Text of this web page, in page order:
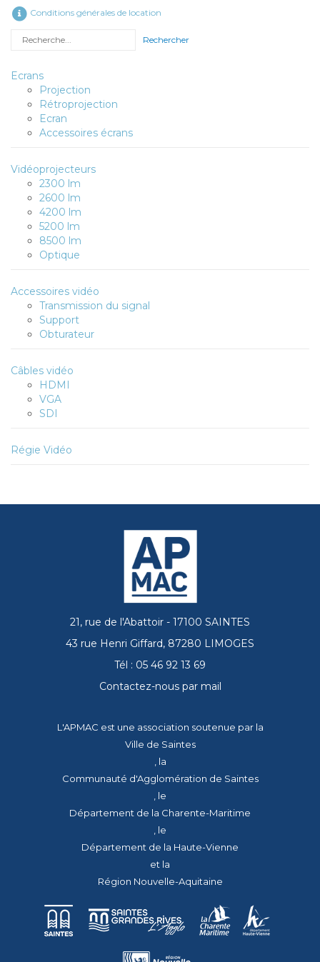
Conditions générales de location
Rechercher
Ecrans
Projection
Rétroprojection
Ecran
Accessoires écrans
Vidéoprojecteurs
2300 lm
2600 lm
4200 lm
5200 lm
8500 lm
Optique
Accessoires vidéo
Transmission du signal
Support
Obturateur
Câbles vidéo
HDMI
VGA
SDI
Régie Vidéo
21, rue de l'Abattoir - 17100 SAINTES
43 rue Henri Giffard, 87280 LIMOGES
Tél : 05 46 92 13 69
Contactez-nous par mail
L'APMAC est une association soutenue par la
Ville de Saintes
, la
Communauté d'Agglomération de Saintes
, le
Département de la Charente-Maritime
, le
Département de la Haute-Vienne
et la
Région Nouvelle-Aquitaine